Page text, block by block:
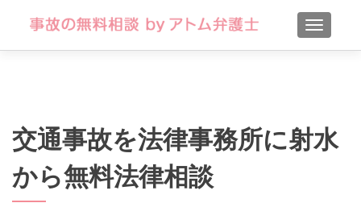
交通事故を法律事務所に射水
から無料法律相談